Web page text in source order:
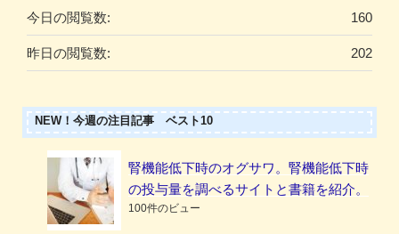
160
今日の閲覧数:
202
昨日の閲覧数:
NEW！今週の注目記事 ベスト10
腎機能低下時のオグサワ。腎機能低下時
の投与量を調べるサイトと書籍を紹介。
100件のビュー